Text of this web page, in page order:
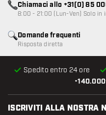
•
Spedito entro 24 ore
Domande frequenti
Risposta diretta
Chiamaci allo +31(0) 85
8:00 - 21:00 (Lun-Ven) Solo in
ISCRIVITI ALLA NOSTRA